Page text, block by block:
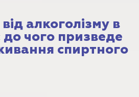
алкоголізму в
до чого призведе
спиртного